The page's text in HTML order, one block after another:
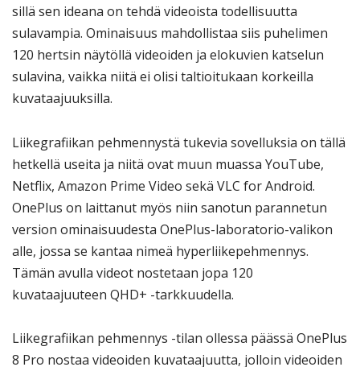
sillä sen ideana on tehdä videoista todellisuutta
sulavampia. Ominaisuus mahdollistaa siis puhelimen
120 hertsin näytöllä videoiden ja elokuvien katselun
sulavina, vaikka niitä ei olisi taltioitukaan korkeilla
kuvataajuuksilla.
Liikegrafiikan pehmennystä tukevia sovelluksia on tällä
hetkellä useita ja niitä ovat muun muassa YouTube,
Netflix, Amazon Prime Video sekä VLC for Android.
OnePlus on laittanut myös niin sanotun parannetun
version ominaisuudesta OnePlus-laboratorio-valikon
alle, jossa se kantaa nimeä hyperliikepehmennys.
Tämän avulla videot nostetaan jopa 120
kuvataajuuteen QHD+ -tarkkuudella.
Liikegrafiikan pehmennys -tilan ollessa päässä OnePlus
8 Pro nostaa videoiden kuvataajuutta, jolloin videoiden